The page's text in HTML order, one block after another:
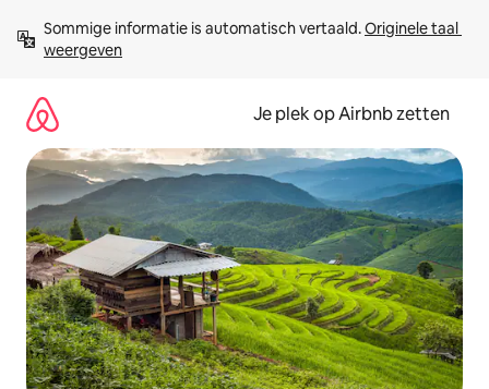
direct
naar
Sommige informatie is automatisch vertaald. Originele taal
weergeven
Je plek op Airbnb zetten